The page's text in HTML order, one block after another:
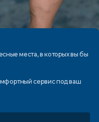
места, в которыхвы бы
сервис под ваш